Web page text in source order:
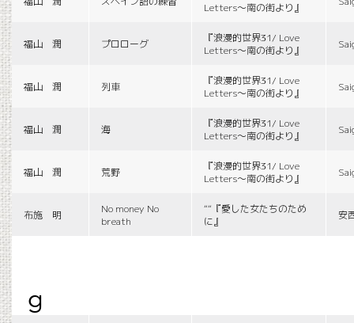
Letters〜南の街より』
福山 潤 プロローグ
『浪漫的世界31/ Love
Letters〜南の街より』
福山 潤 列車
『浪漫的世界31/ Love
Letters〜南の街より』
福山 潤 海
『浪漫的世界31/ Love
Letters〜南の街より』
福山 潤 荒野
『浪漫的世界31/ Love
Letters〜南の街より』
布施 明
No money No
breath
““『愛した女たちのため
に』
安
g